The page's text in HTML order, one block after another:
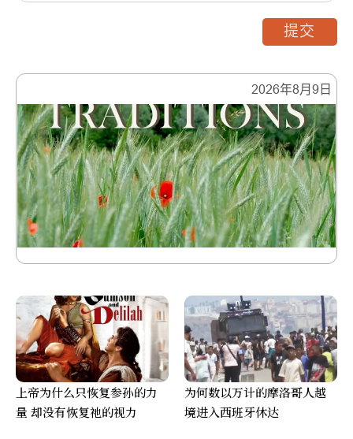
2026年8月9日
提交
上帝为什么只恢复参孙的力
量 却没有恢复祂的视力
为何数以万计的摩洛哥人越
境进入西班牙休达